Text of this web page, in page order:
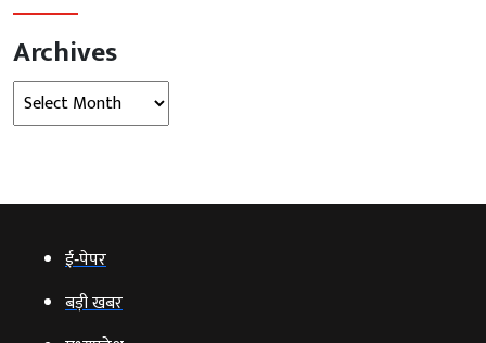
Archives
Archives
ई‑पेपर
बड़ी खबर